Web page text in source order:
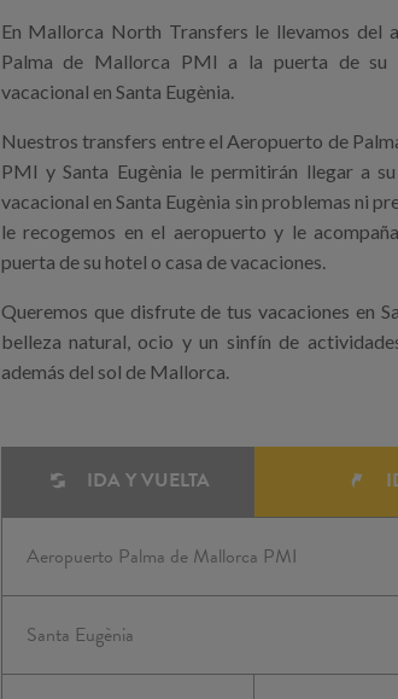
En Mallorca North Transfers le llevamos del
Palma de Mallorca PMI a la puerta de su
vacacional en Santa Eugènia.
Nuestros transfers entre el Aeropuerto de
PMI y Santa Eugènia le permitirán llegar a
vacacional en Santa Eugènia sin problemas ni
le recogemos en el aeropuerto y le
puerta de su hotel o casa de vacaciones.
Queremos que disfrute de tus vacaciones en
belleza natural, ocio y un sinfín de
además del sol de Mallorca.
IDA Y VUELTA